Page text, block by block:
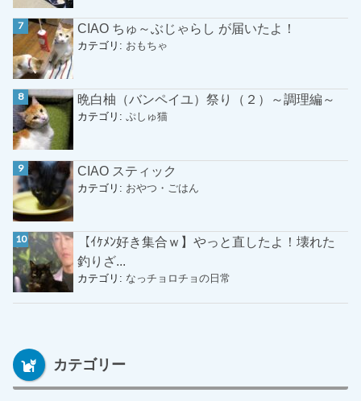
CIAO ちゅ～ぶじゃらし が届いたよ！
カテゴリ: おもちゃ
晩白柚（バンペイユ）祭り（２）～調理編～
カテゴリ:ぷしゅ猫
CIAO スティック
カテゴリ: おやつ・ごはん
【ｲｹﾒﾝ好き集合ｗ】やっと直したよ！壊れた
釣りざ...
カテゴリ: なっチョロチョの日常
カテゴリー